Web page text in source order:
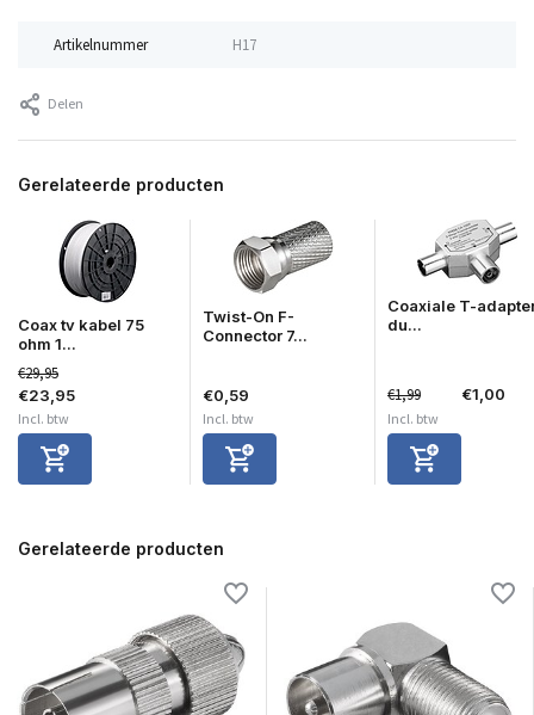
Artikelnummer H17
Delen
Gerelateerde producten
Coax tv kabel 75
ohm 1...
€29,95
€23,95
Incl. btw
Twist-On F-
Connector 7...
€0,59
Incl. btw
Coaxiale T-
du...
€1,99 €1,00
Incl. btw
Gerelateerde producten